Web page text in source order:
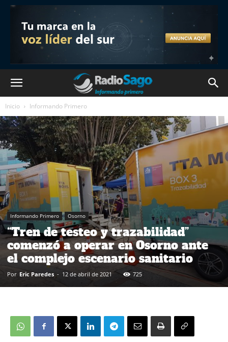
Inicio Informando Primero
Informando Primero Osorno
“Tren de testeo y trazabilidad”
comenzó a operar en Osorno ante
el complejo escenario sanitario
Por Eric Paredes - 12 de abril de 2021 725